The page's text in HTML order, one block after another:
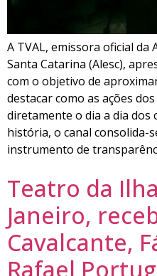
A TVAL, emissora oficial da
Santa Catarina (Alesc),
com o objetivo de
destacar como as ações
diretamente o dia a dia dos
história, o canal consolida-
instrumento de
Teatro da
Janeiro,
Cavalcante,
Rafael